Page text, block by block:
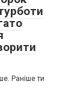
Раніше ти